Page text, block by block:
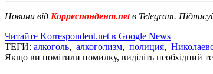
Новини від Корреспондент.netв Telegram.
Читайте Korrespondent.net в Google News
ТЕГИ: алкоголь, алкоголизм, полиция,
Якщо ви помітили помилку, виділіть необхідний